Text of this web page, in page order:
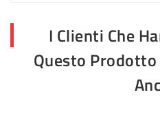
I Clienti Che
Questo